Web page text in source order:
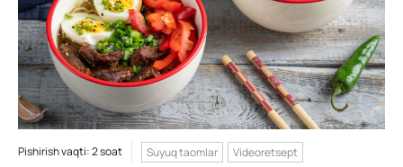
Pishirish vaqti: 2 soat Suyuq taomlar Videoretsept